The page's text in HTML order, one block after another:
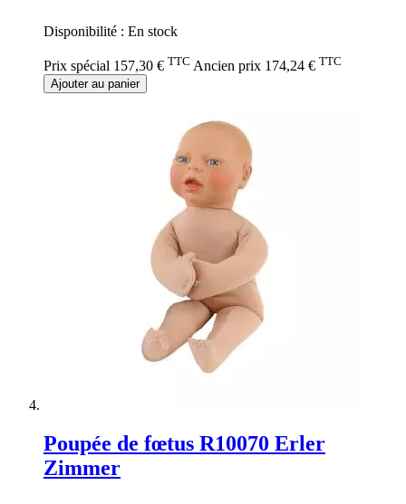
Disponibilité : En stock
Prix spécial 157,30 € TTC Ancien prix 174,24 € TTC
Ajouter au panier
Poupée de fœtus R10070 Erler
Zimmer